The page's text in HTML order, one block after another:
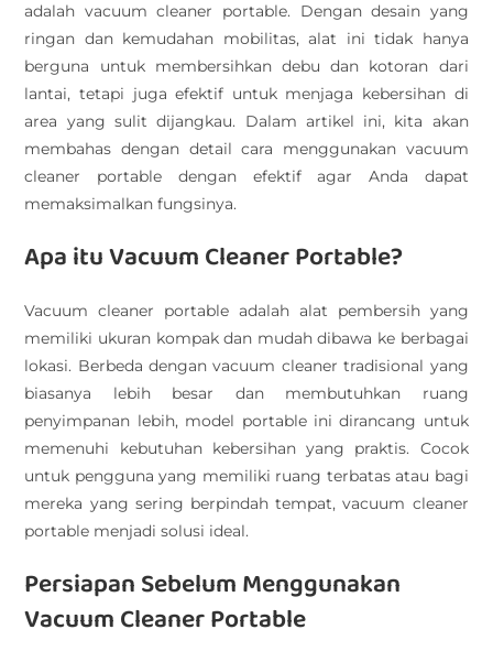
adalah vacuum cleaner portable. Dengan desain yang
ringan dan kemudahan mobilitas, alat ini tidak hanya
berguna untuk membersihkan debu dan kotoran dari
lantai, tetapi juga efektif untuk menjaga kebersihan di
area yang sulit dijangkau. Dalam artikel ini, kita akan
membahas dengan detail cara menggunakan vacuum
cleaner portable dengan efektif agar Anda dapat
memaksimalkan fungsinya.
Apa itu Vacuum Cleaner Portable?
Vacuum cleaner portable adalah alat pembersih yang
memiliki ukuran kompak dan mudah dibawa ke berbagai
lokasi. Berbeda dengan vacuum cleaner tradisional yang
biasanya lebih besar dan membutuhkan ruang
penyimpanan lebih, model portable ini dirancang untuk
memenuhi kebutuhan kebersihan yang praktis. Cocok
untuk pengguna yang memiliki ruang terbatas atau bagi
mereka yang sering berpindah tempat, vacuum cleaner
portable menjadi solusi ideal.
Persiapan Sebelum Menggunakan
Vacuum Cleaner Portable